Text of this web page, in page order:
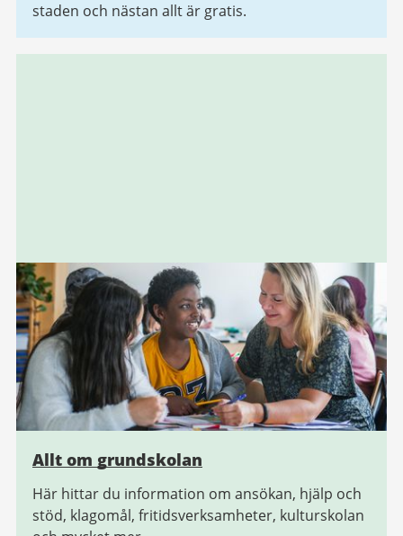
staden och nästan allt är gratis.
Allt om grundskolan
Här hittar du information om ansökan, hjälp och
stöd, klagomål, fritidsverksamheter, kulturskolan